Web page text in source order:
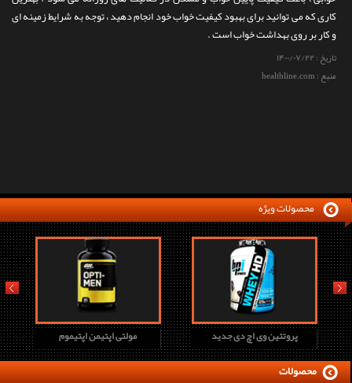
کاری که می توانید برای بهبود کیفیت خواب خود انجام دهید ، توجه به شرایط زمینه ای
و کار بر روی بهداشت خواب است .
تاریخ :۱۴۰۰/۰۷/۲۲
منبع : healthline.com
محصولات ویژه
مولتی اپتیمن اپتیموم پروتئین وی اچ دی جدید
prev next
محصولات